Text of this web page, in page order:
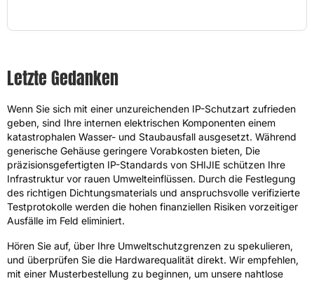
Letzte Gedanken
Wenn Sie sich mit einer unzureichenden IP-Schutzart zufrieden
geben, sind Ihre internen elektrischen Komponenten einem
katastrophalen Wasser- und Staubausfall ausgesetzt. Während
generische Gehäuse geringere Vorabkosten bieten, Die
präzisionsgefertigten IP-Standards von SHIJIE schützen Ihre
Infrastruktur vor rauen Umwelteinflüssen. Durch die Festlegung
des richtigen Dichtungsmaterials und anspruchsvolle verifizierte
Testprotokolle werden die hohen finanziellen Risiken vorzeitiger
Ausfälle im Feld eliminiert.
Hören Sie auf, über Ihre Umweltschutzgrenzen zu spekulieren,
und überprüfen Sie die Hardwarequalität direkt. Wir empfehlen,
mit einer Musterbestellung zu beginnen, um unsere nahtlose